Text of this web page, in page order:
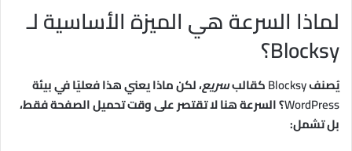
لماذا السرعة هي الميزة الأساسية لـ
Blocksy؟
يُصنفBlocksyكقالبسريع، لكن ماذا يعني هذا فعليًا في بيئة
WordPress؟ السرعة هنا لا تقتصر على وقت تحميل الصفحة فقط،
بل تشمل: